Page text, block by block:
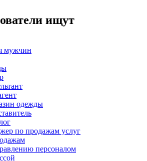
ищут
мужчин
одежды
по продажам услуг
персоналом